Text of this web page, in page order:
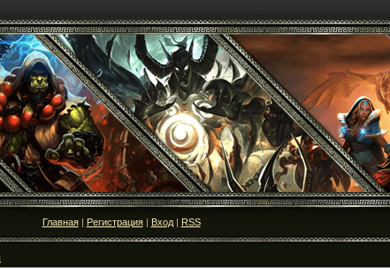
Главная| Регистрация| Вход| RSS